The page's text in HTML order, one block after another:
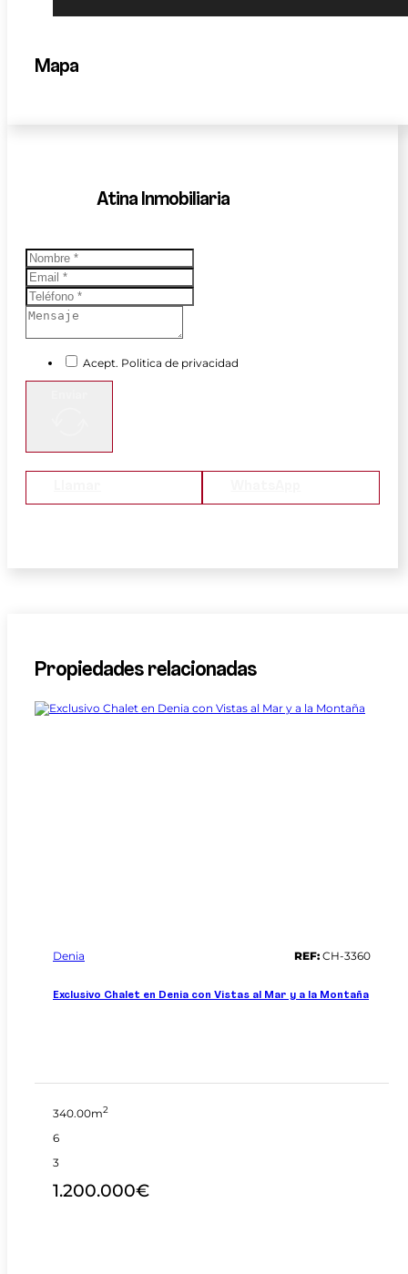
Mapa
Atina Inmobiliaria
Acept. Politica de privacidad
Propiedades relacionadas
Denia REF:CH-3360
Exclusivo Chalet en Denia con Vistas al Mar y a la Montaña
340.00m2
6
3
1.200.000€